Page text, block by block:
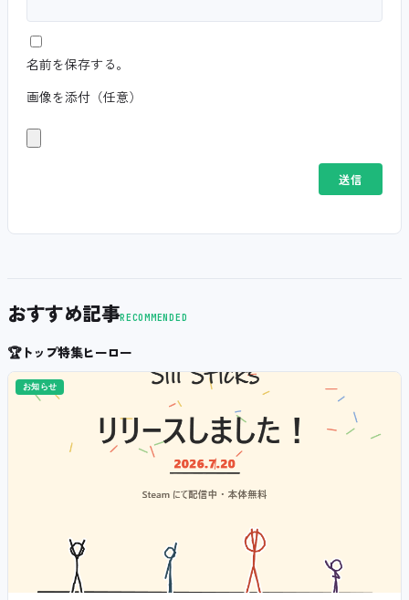
名前を保存する。
画像を添付（任意）
おすすめ記事RECOMMENDED
🏆トップ特集ヒーロー
お知らせ